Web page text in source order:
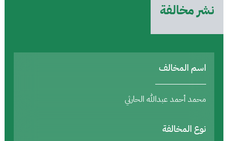
نشر مخالفة
اسم المخالف
محمد أحمد عبدالله الحارثي
نوع المخالفة